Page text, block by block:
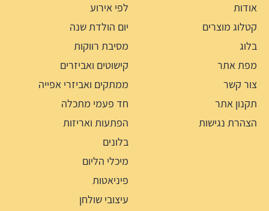
אודות
קטלוג מוצרים
בלוג
מפת אתר
צור קשר
תקנון אתר
הצהרת נגישות
לפי אירוע
יום הולדת שנה
מסיבת רווקות
קישוטים ואביזרים
ממתקים ואביזרי אפייה
חד פעמי מתכלה
הפתעות ואריזות
בלונים
מיכלי הליום
פיניאטות
עיצובי שולחן